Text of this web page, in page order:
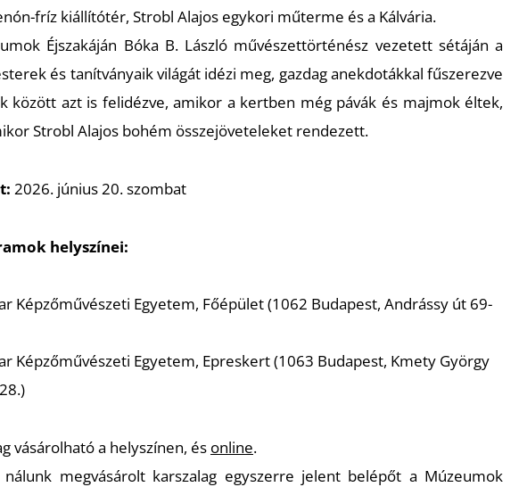
fríz kiállítótér, Strobl Alajos egykori műterme és a Kálvária.
Éjszakáján Bóka B. László művészettörténész vezetett sétáján a
és tanítványaik világát idézi meg, gazdag anekdotákkal fűszerezve
között azt is felidézve, amikor a kertben még pávák és majmok éltek,
Strobl Alajos bohém összejöveteleket rendezett.
2026. június 20. szombat
helyszínei:
Képzőművészeti Egyetem, Főépület (1062 Budapest, Andrássy út 69-
Képzőművészeti Egyetem, Epreskert (1063 Budapest, Kmety György
vásárolható a helyszínen, és online.
nálunk megvásárolt karszalag egyszerre jelent belépőt a Múzeumok